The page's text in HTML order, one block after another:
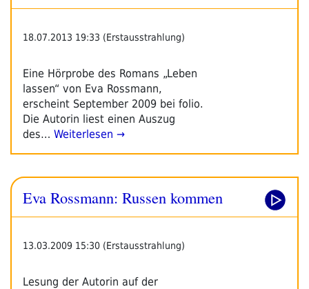
18.07.2013 19:33 (Erstausstrahlung)
Eine Hörprobe des Romans „Leben
lassen“ von Eva Rossmann,
erscheint September 2009 bei folio.
Die Autorin liest einen Auszug
des… Weiterlesen →
Eva Rossmann: Russen kommen
13.03.2009 15:30 (Erstausstrahlung)
Lesung der Autorin auf der